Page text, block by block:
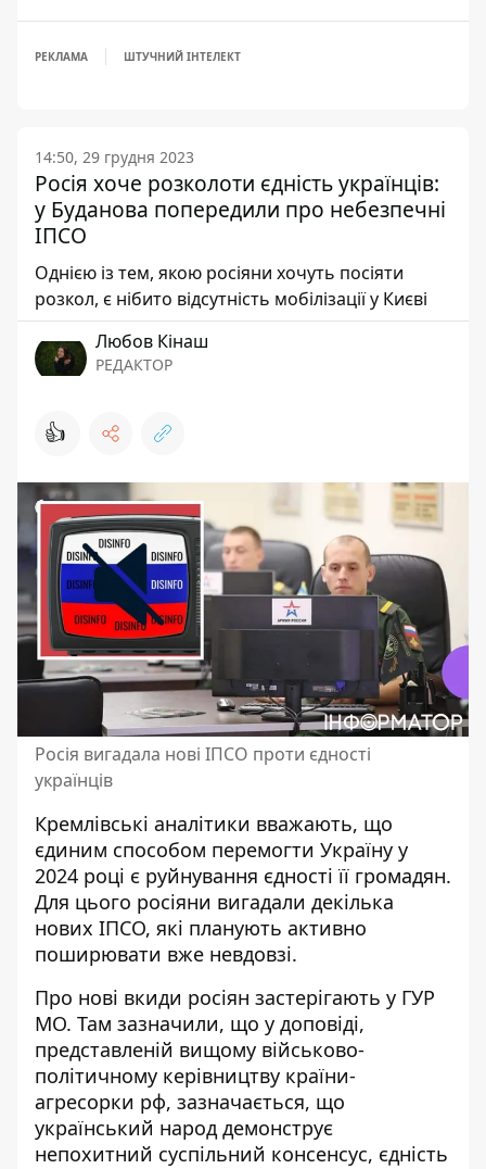
РЕКЛАМА ШТУЧНИЙ ІНТЕЛЕКТ
14:50, 29 грудня 2023
Росія хоче розколоти єдність українців:
у Буданова попередили про небезпечні
ІПСО
Однією із тем, якою росіяни хочуть посіяти
розкол, є нібито відсутність мобілізації у Києві
Любов Кінаш
РЕДАКТОР
👍
Росія вигадала нові ІПСО проти єдності
українців
Кремлівські аналітики вважають, що
єдиним способом перемогти Україну у
2024 році є руйнування єдності її громадян.
Для цього росіяни вигадали декілька
нових ІПСО, які планують активно
поширювати вже невдовзі.
Про нові вкиди росіян застерігають у ГУР
МО. Там зазначили, що у доповіді,
представленій вищому військово-
політичному керівництву країни-
агресорки рф, зазначається, що
український народ демонструє
непохитний суспільний консенсус, єдність